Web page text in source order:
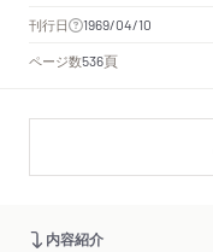
刊行日
1969/04/10
ページ数536頁
内容紹介